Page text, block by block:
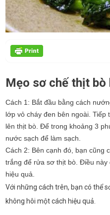
Mẹo sơ chế thịt bò
Cách 1: Bắt đầu bằng cách
lớp vỏ cháy đen bên ngoài. Tiếp
lên thịt bò. Để trong khoảng 3
nước sạch để làm sạch.
Cách 2: Bên cạnh đó, bạn cũng
trắng để rửa sơ thịt bò. Điều
hiệu quả.
Với những cách trên, bạn có thể
không hôi một cách hiệu quả.